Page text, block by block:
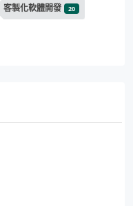
客製化軟體開發 20